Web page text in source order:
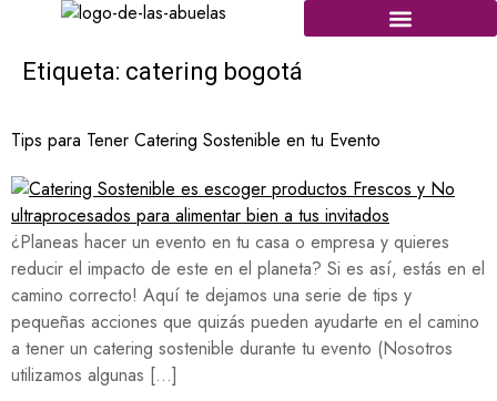
Etiqueta: catering bogotá
Tips para Tener Catering Sostenible en tu Evento
¿Planeas hacer un evento en tu casa o empresa y quieres
reducir el impacto de este en el planeta? Si es así, estás en el
camino correcto! Aquí te dejamos una serie de tips y
pequeñas acciones que quizás pueden ayudarte en el camino
a tener un catering sostenible durante tu evento (Nosotros
utilizamos algunas […]